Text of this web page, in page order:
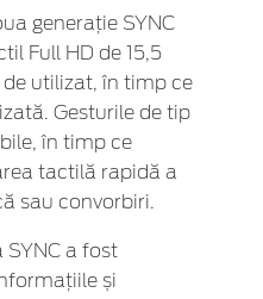
generație SYNC
Full HD de 15,5
de utilizat, în timp ce
Gesturile de tip
în timp ce
tactilă rapidă a
sau convorbiri.
SYNC a fost
și